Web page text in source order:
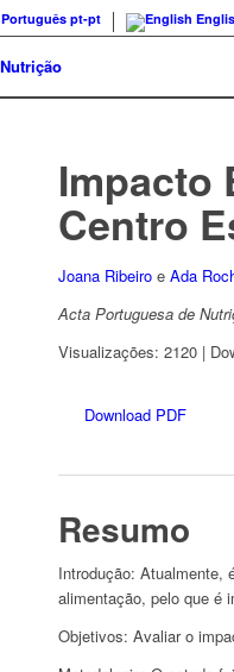
Português pt-pt
Impacto
Centro
Joana Ribeiro e Ada
Acta Portuguesa de
Visualizações: 2120 |
Download PDF
Resumo
Introdução: Atualmente,
alimentação, pelo que é
Objetivos: Avaliar o